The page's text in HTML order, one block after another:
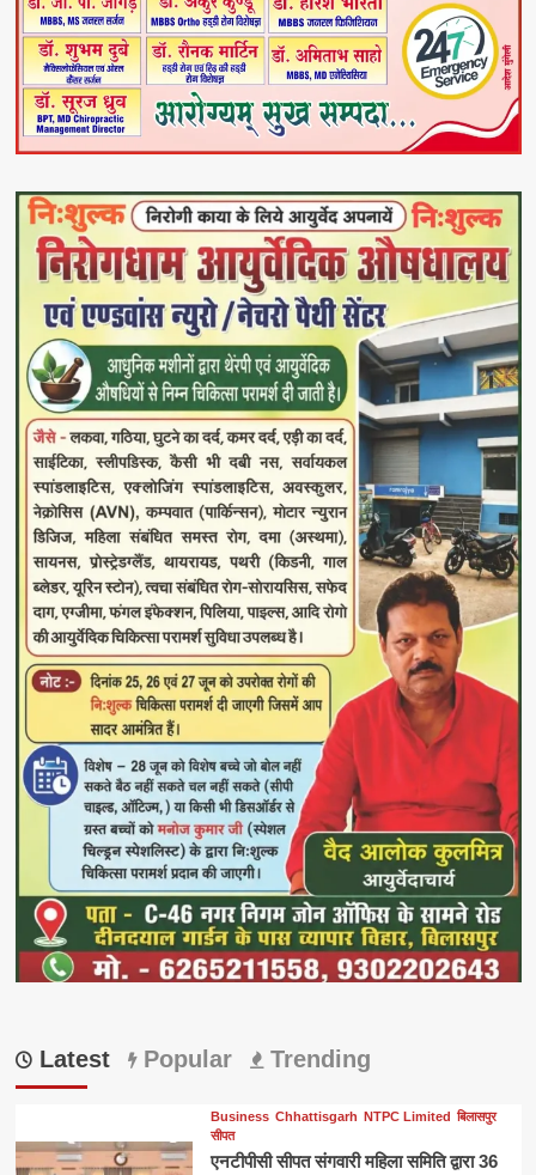
Latest Popular Trending
Business Chhattisgarh NTPC Limited बिलासपुर
सीपत
एनटीपीसी सीपत संगवारी महिला समिति द्वारा 36